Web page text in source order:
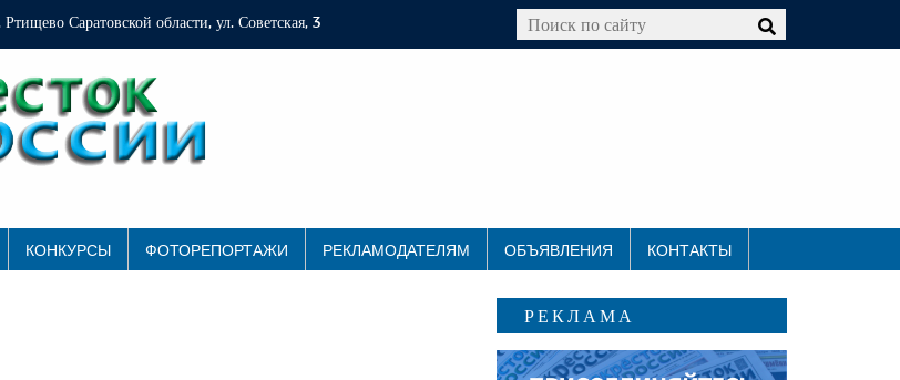
Саратовской области, ул. Советская, 3
КОНКУРСЫ ФОТОРЕПОРТАЖИ РЕКЛАМОДАТЕЛЯМ ОБЪЯВЛЕНИЯ КОНТАКТЫ
РЕКЛАМА